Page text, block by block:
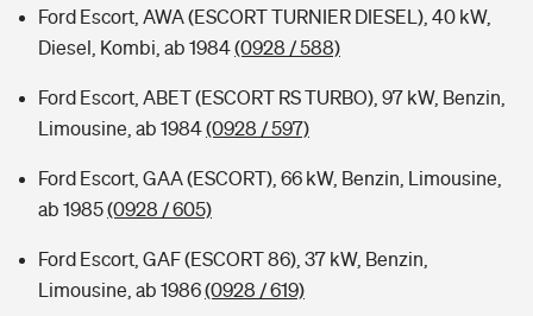
Ford Escort, AWA (ESCORT TURNIER DIESEL), 40 kW,
Diesel, Kombi, ab 1984(0928 / 588)
Ford Escort, ABET (ESCORT RS TURBO), 97 kW, Benzin,
Limousine, ab 1984(0928 / 597)
Ford Escort, GAA (ESCORT), 66 kW, Benzin, Limousine,
ab 1985(0928 / 605)
Ford Escort, GAF (ESCORT 86), 37 kW, Benzin,
Limousine, ab 1986(0928 / 619)